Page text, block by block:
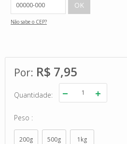
Não sabe o CEP?
R$ 7,95
Quantidade
Peso
200g 500g 1kg